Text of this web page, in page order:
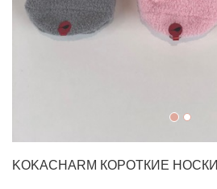
KOKACHARM КОРОТКИЕ НОСКИ